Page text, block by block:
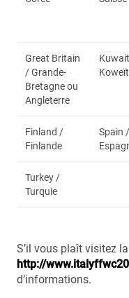
Great Britain
/ Grande-
Bretagne ou
Angleterre
Koweït
Finland /
Finlande
Spain /
Turkey /
Turquie
S’il vous plaît visitez
http://
d’informations.